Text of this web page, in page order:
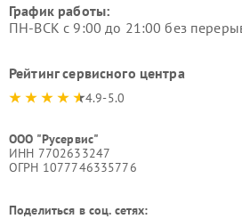
График работы:
ПН-ВСК с 9:00 до 21:00 без
Рейтинг сервисного центра
4.9-5.0
ООО "Русервис"
ИНН 7702633247
ОГРН 1077746335776
Поделиться в соц. сетях: